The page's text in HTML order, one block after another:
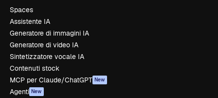
Spaces
Assistente IA
Generatore di immagini IA
Generatore di video IA
Sintetizzatore vocale IA
Contenuti stock
MCP per Claude/ChatGPT New
Agenti New